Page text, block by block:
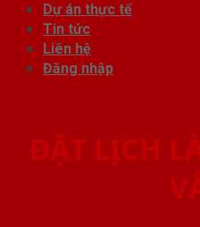
Dự án thực tế
Tin tức
Liên hệ
Đăng nhập
ĐẶT LỊCH